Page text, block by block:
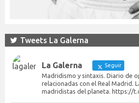
Tweets La Galerna
La Galerna Seguir
Madridismo y sintaxis. Diario de
relacionadas con el Real Madrid.
madridistas del planeta. https://